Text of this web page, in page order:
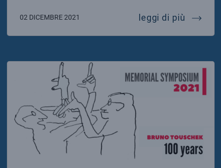
02 DICEMBRE 2021 leggi di più